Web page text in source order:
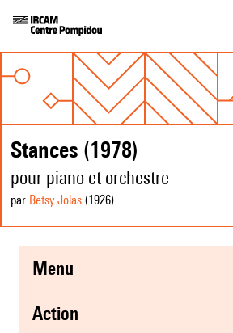
Stances (1978)
pour piano et orchestre
par Betsy Jolas (1926)
menu
action